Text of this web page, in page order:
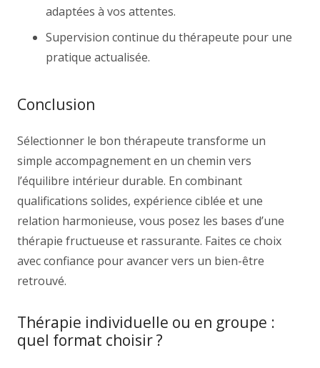
adaptées à vos attentes.
Supervision continue du thérapeute pour une
pratique actualisée.
Conclusion
Sélectionner le bon thérapeute transforme un
simple accompagnement en un chemin vers
l’équilibre intérieur durable. En combinant
qualifications solides, expérience ciblée et une
relation harmonieuse, vous posez les bases d’une
thérapie fructueuse et rassurante. Faites ce choix
avec confiance pour avancer vers un bien-être
retrouvé.
Thérapie individuelle ou en groupe :
quel format choisir ?